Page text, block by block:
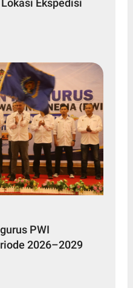
Ekspedisi
PWI
2026–2029